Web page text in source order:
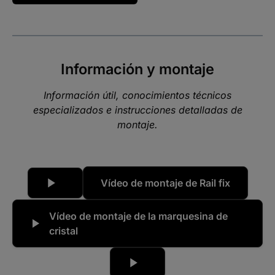
Información y montaje
Información útil, conocimientos técnicos
especializados e instrucciones detalladas de
montaje.
Vídeo de montaje de Rail fix
Vídeo de montaje de la marquesina de
cristal